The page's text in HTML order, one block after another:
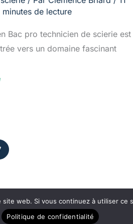
minutes de lecture
Bac pro technicien de scierie est
vers un domaine fascinant
A propos Contact
web. Si vous continuez à utiliser
Politique de confidentialité